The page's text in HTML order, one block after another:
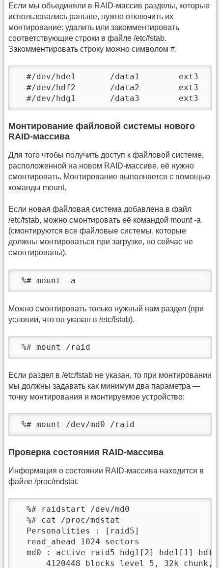
Если мы объединяли в RAID-массив разделы, которые
использовались раньше, нужно отключить их
монтирование: удалить или закомментировать
соответствующие строки в файле /etc/fstab.
Закомментировать строку можно символом #.
#/dev/hde1       /data1        ext3
#/dev/hdf2       /data2        ext3
#/dev/hdg1       /data3        ext3
Монтирование файловой системы нового
RAID-массива
Для того чтобы получить доступ к файловой системе,
расположенной на новом RAID-массиве, её нужно
смонтировать. Монтирование выполняется с помощью
команды mount.
Если новая файловая система добавлена в файл
/etc/fstab, можно смонтировать её командой mount -a
(смонтируются все файловые системы, которые
должны монтироваться при загрузке, но сейчас не
смонтированы).
%# mount -a
Можно смонтировать только нужный нам раздел (при
условии, что он указан в /etc/fstab).
%# mount /raid
Если раздел в /etc/fstab не указан, то при монтировании
мы должны задавать как минимум два параметра —
точку монтирования и монтируемое устройство:
%# mount /dev/md0 /raid
Проверка состояния RAID-массива
Информация о состоянии RAID-массива находится в
файле /proc/mdstat.
  %# raidstart /dev/md0
  %# cat /proc/mdstat
  Personalities : [raid5]
  read_ahead 1024 sectors
md0 : active raid5 hdg1[2] hde1[1]
4120448 blocks level 5, 32k chunk,